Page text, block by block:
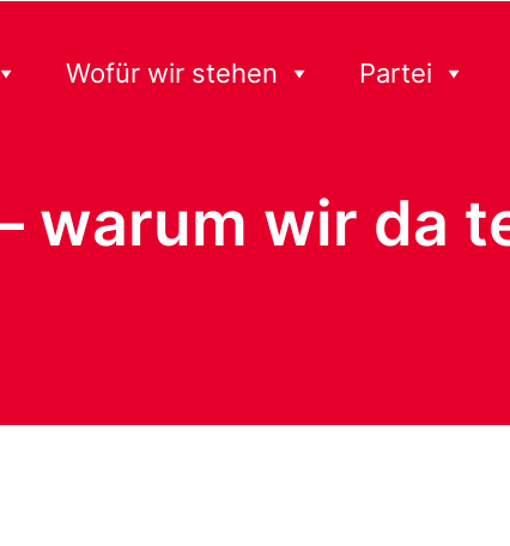
Wofür wir stehen Partei
warum wir da